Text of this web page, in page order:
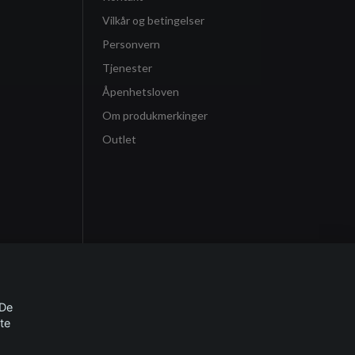
Vilkår og betingelser
Personvern
Tjenester
Åpenhetsloven
Om produkmerkinger
Outlet